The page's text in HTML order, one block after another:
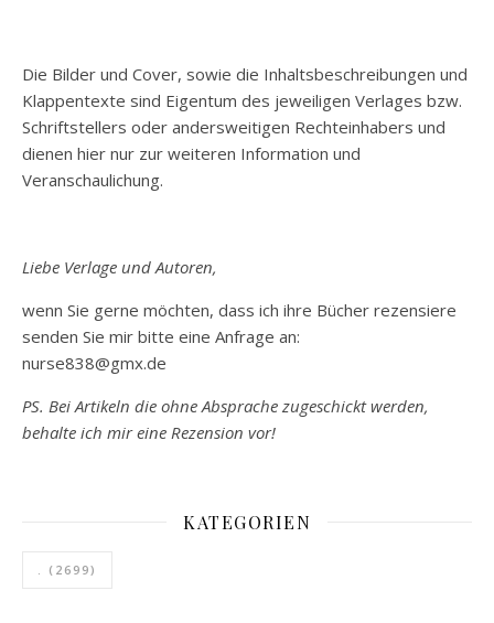
Die Bilder und Cover, sowie die Inhaltsbeschreibungen und
Klappentexte sind Eigentum des jeweiligen Verlages bzw.
Schriftstellers oder andersweitigen Rechteinhabers und
dienen hier nur zur weiteren Information und
Veranschaulichung.
Liebe Verlage und Autoren,
wenn Sie gerne möchten, dass ich ihre Bücher rezensiere
senden Sie mir bitte eine Anfrage an:
nurse838@gmx.de
PS. Bei Artikeln die ohne Absprache zugeschickt werden,
behalte ich mir eine Rezension vor!
KATEGORIEN
(2699)